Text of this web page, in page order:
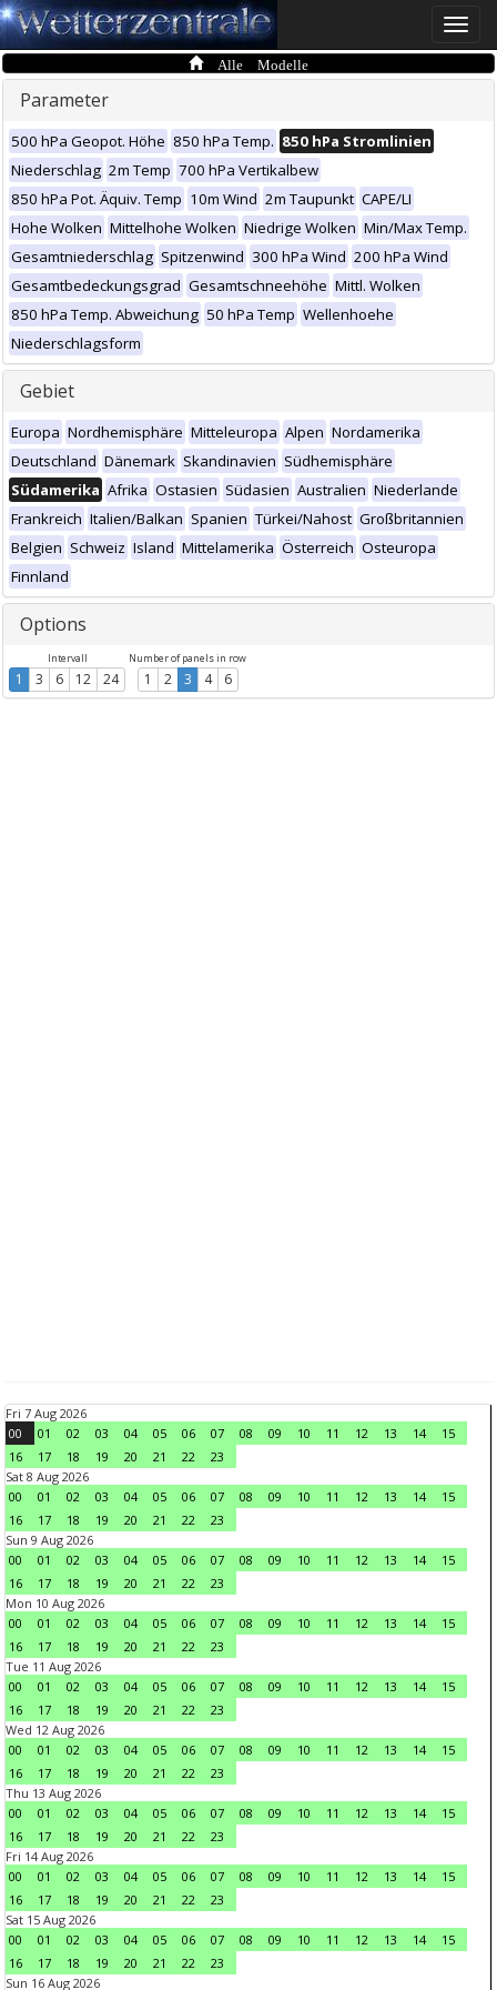
Toggle
Alle Modelle
Parameter
500 hPa Geopot. Höhe 850 hPa Temp. 850 hPa Stromlinien
Niederschlag 2m Temp 700 hPa Vertikalbew
850 hPa Pot. Äquiv. Temp 10m Wind 2m Taupunkt CAPE/LI
Hohe Wolken Mittelhohe Wolken Niedrige Wolken Min/Max Temp.
Gesamtniederschlag Spitzenwind 300 hPa Wind 200 hPa Wind
Gesamtbedeckungsgrad Gesamtschneehöhe Mittl. Wolken
850 hPa Temp. Abweichung 50 hPa Temp Wellenhoehe
Niederschlagsform
Gebiet
Europa Nordhemisphäre Mitteleuropa Alpen Nordamerika
Deutschland Dänemark Skandinavien Südhemisphäre
Südamerika Afrika Ostasien Südasien Australien Niederlande
Frankreich Italien/Balkan Spanien Türkei/Nahost Großbritannien
Belgien Schweiz Island Mittelamerika Österreich Osteuropa
Finnland
Options
Intervall
1 3 6 12 24
Number of panels in row
1 2 3 4 6
Fri 7 Aug 2026
00
01 02 03 04 05 06 07 08 09 10 11 12 13 14
15
16
17 18 19 20 21 22
23
Sat 8 Aug 2026
00
01 02 03 04 05 06 07 08 09 10 11 12 13 14
15
16
17 18 19 20 21 22
23
Sun 9 Aug 2026
00
01 02 03 04 05 06 07 08 09 10 11 12 13 14
15
16
17 18 19 20 21 22
23
Mon 10 Aug 2026
00
01 02 03 04 05 06 07 08 09 10 11 12 13 14
15
16
17 18 19 20 21 22
23
Tue 11 Aug 2026
00
01 02 03 04 05 06 07 08 09 10 11 12 13 14
15
16
17 18 19 20 21 22
23
Wed 12 Aug 2026
00
01 02 03 04 05 06 07 08 09 10 11 12 13 14
15
16
17 18 19 20 21 22
23
Thu 13 Aug 2026
00
01 02 03 04 05 06 07 08 09 10 11 12 13 14
15
16
17 18 19 20 21 22
23
Fri 14 Aug 2026
00
01 02 03 04 05 06 07 08 09 10 11 12 13 14
15
16
17 18 19 20 21 22
23
Sat 15 Aug 2026
00
01 02 03 04 05 06 07 08 09 10 11 12 13 14
15
16
17 18 19 20 21 22
23
Sun 16 Aug 2026